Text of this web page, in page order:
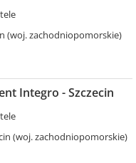
(woj. zachodniopomorskie)
Integro - Szczecin
(woj. zachodniopomorskie)